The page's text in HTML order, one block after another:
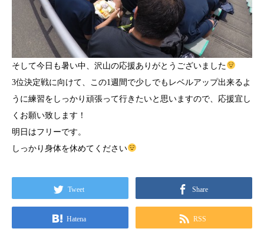
そして今日も暑い中、沢山の応援ありがとうございました
3位決定戦に向けて、この1週間で少しでもレベルアップ出来るよ
うに練習をしっかり頑張って行きたいと思いますので、応援宜し
くお願い致します！
明日はフリーです。
しっかり身体を休めてください
Tweet Share
Hatena RSS